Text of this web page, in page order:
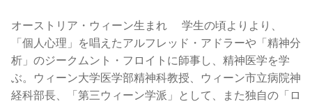
オーストリア・ウィーン生まれ 学生の頃よりより、
「個人心理」を唱えたアルフレッド・アドラーや「精神分
析」のジークムント・フロイトに師事し、精神医学を学
ぶ。ウィーン大学医学部精神科教授、ウィーン市立病院神
経科部長、「第三ウィーン学派」として、また独自の「ロ